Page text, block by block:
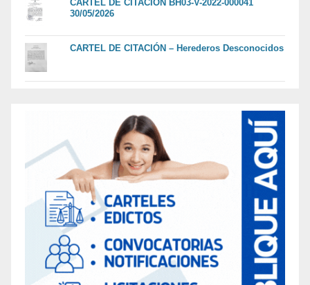
CARTEL DE CITACION BH03-V-2022-000041
30/05/2026
CARTEL DE CITACIÓN – Herederos Desconocidos